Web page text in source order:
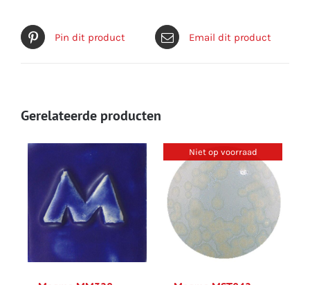
Pin dit product Email dit product
Gerelateerde producten
Niet op voorraad